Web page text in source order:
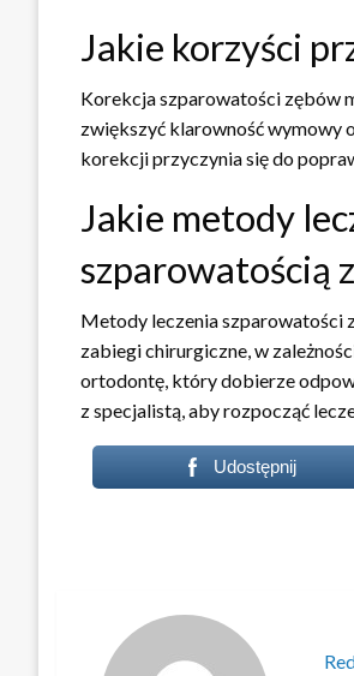
Jakie korzyści
Korekcja szparowatości zębów
zwiększyć klarowność wymowy
korekcji przyczynia się do
Jakie metody
szparowatością
Metody leczenia szparowatości
zabiegi chirurgiczne, w
ortodontę, który dobierze
z specjalistą, aby rozpocząć
Udostępnij